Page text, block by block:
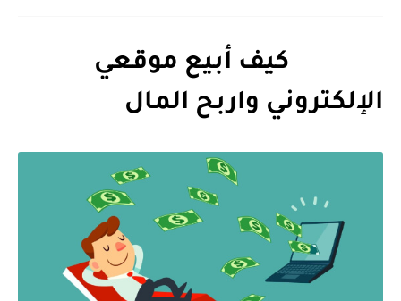
كيف أبيع موقعي
الإلكتروني واربح المال